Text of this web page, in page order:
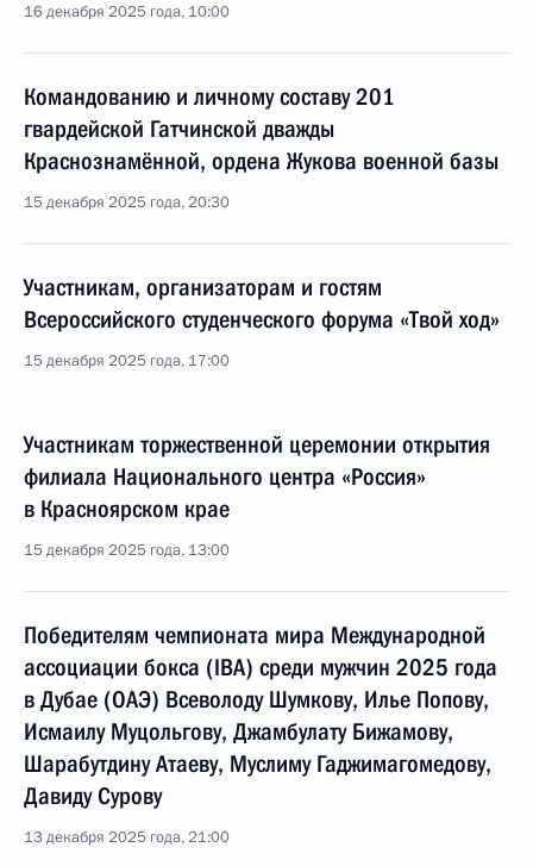
16 декабря 2025 года, 10:00
Командованию и личному составу 201
гвардейской Гатчинской дважды
Краснознамённой, ордена Жукова военной базы
15 декабря 2025 года, 20:30
Участникам, организаторам и гостям
Всероссийского студенческого форума «Твой ход»
15 декабря 2025 года, 17:00
Участникам торжественной церемонии открытия
филиала Национального центра «Россия»
в Красноярском крае
15 декабря 2025 года, 13:00
Победителям чемпионата мира Международной
ассоциации бокса (IBА) среди мужчин 2025 года
в Дубае (ОАЭ) Всеволоду Шумкову, Илье Попову,
Исмаилу Муцольгову, Джамбулату Бижамову,
Шарабутдину Атаеву, Муслиму Гаджимагомедову,
Давиду Сурову
13 декабря 2025 года, 21:00